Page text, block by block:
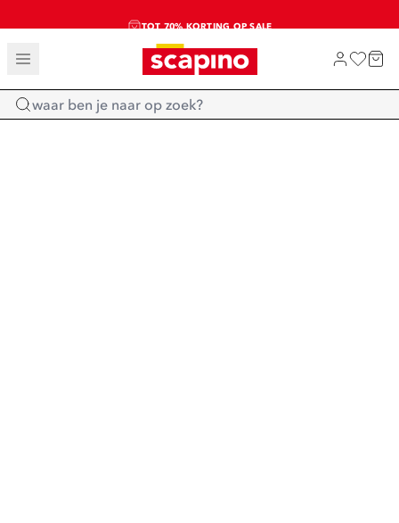
TOT 70% KORTING OP SALE
SALE: LAATSTE KANS!
SHOP NIEUW
Home